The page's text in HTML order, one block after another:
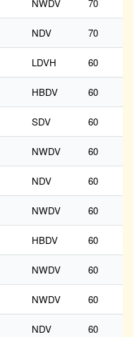
NWDV 70
NDV 70
LDVH 60
HBDV 60
SDV 60
NWDV 60
NDV 60
NWDV 60
HBDV 60
NWDV 60
NWDV 60
NDV 60